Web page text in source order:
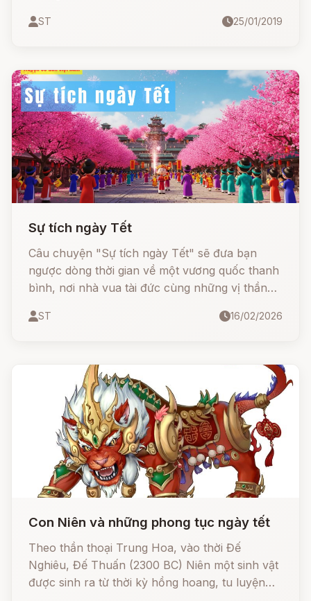
ST 25/01/2019
Sự tích ngày Tết
Câu chuyện "Sự tích ngày Tết" sẽ đưa bạn
ngược dòng thời gian về một vương quốc thanh
bình, nơi nhà vua tài đức cùng những vị thần
Mặt Trời sẽ hé lộ bí mật về thời gian. Đặc biệt là
thiêng liêng
ST 16/02/2026
Con Niên và những phong tục ngày tết
Theo thần thoại Trung Hoa, vào thời Đế
Nghiêu, Đế Thuấn (2300 BC) Niên một sinh vật
được sinh ra từ thời kỳ hồng hoang, tu luyện